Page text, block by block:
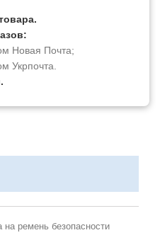
Новая Почта;
Укрпочта.
на ремень безопасности